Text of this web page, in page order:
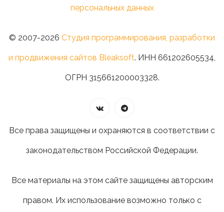
персональных данных
© 2007-2026 Студия программирования, разработки
и продвижения сайтов Bleaksoft. ИНН 661202605534,
ОГРН 315661200003328.
Все права защищены и охраняются в соответствии с
законодательством Российской Федерации.
Все материалы на этом сайте защищены авторским
правом. Их использование возможно только с